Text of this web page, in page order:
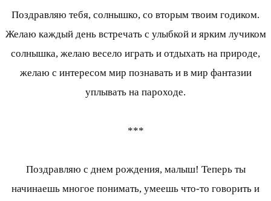
Поздравляю тебя, солнышко, со вторым твоим годиком.
Желаю каждый день встречать с улыбкой и ярким лучиком
солнышка, желаю весело играть и отдыхать на природе,
желаю с интересом мир познавать и в мир фантазии
уплывать на пароходе.
***
Поздравляю с днем рождения, малыш! Теперь ты
начинаешь многое понимать, умеешь что-то говорить и